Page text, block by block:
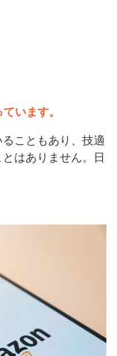
います。
こともあり、技適
はありません。日